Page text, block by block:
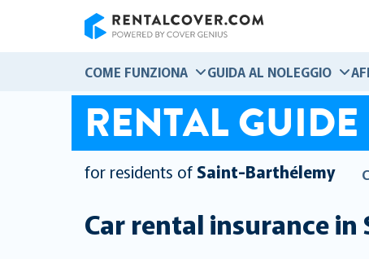
COME FUNZIONA GUIDA AL NOLEGGIO
RENTAL GUIDE
for residents of Saint-Barthélemy
Car rental insurance in